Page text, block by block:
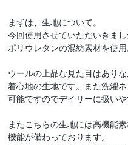
まずは、生地について。
今回使用させていただいきま
ポリウレタンの混紡素材を使
ウールの上品な見た目はあり
着心地の生地です。また洗濯
可能ですのでデイリーに扱いや
またこちらの生地には高機能
機能が備わっております。